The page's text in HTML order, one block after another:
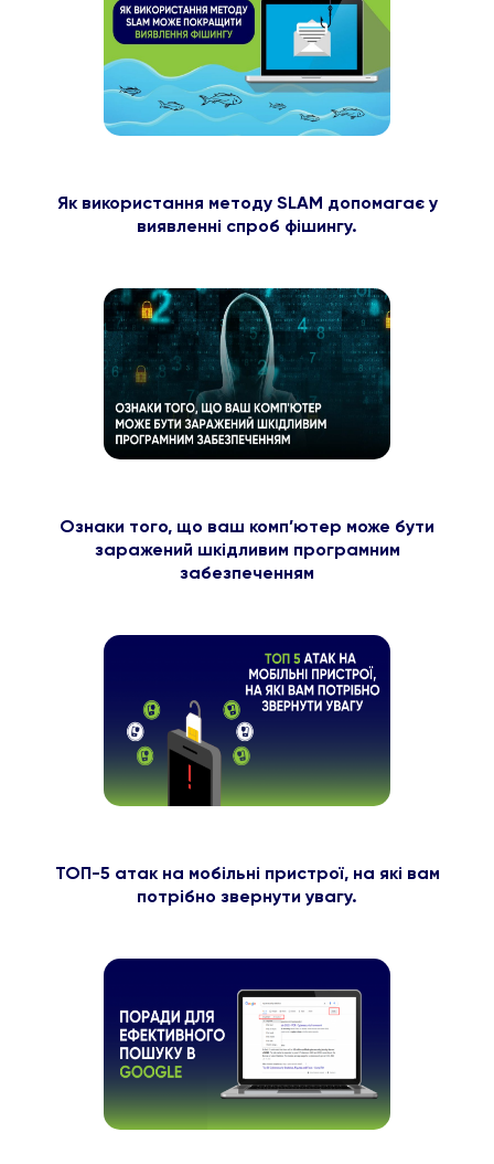
Як використання методу SLAM допомагає у
виявленні спроб фішингу.
Ознаки того, що ваш комп’ютер може бути
заражений шкідливим програмним
забезпеченням
ТОП-5 атак на мобільні пристрої, на які вам
потрібно звернути увагу.